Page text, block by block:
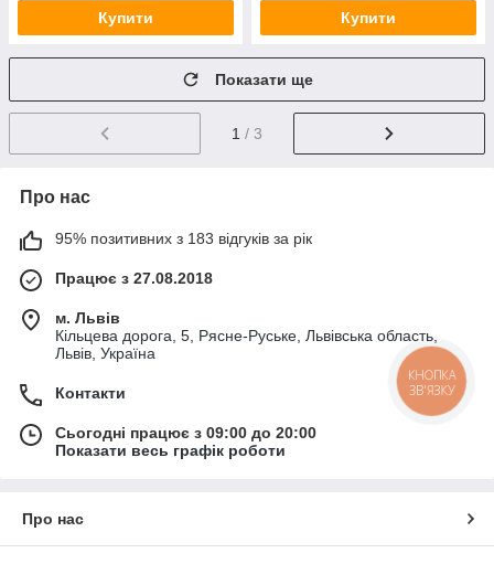
Купити Купити
Показати ще
1 / 3
Про нас
95% позитивних з 183 відгуків за рік
Працює з 27.08.2018
м. Львів
Кільцева дорога, 5, Рясне-Руське, Львівська область,
Львів, Україна
Контакти
Сьогодні працює з 09:00 до 20:00
Показати весь графік роботи
Про нас
КНОПКА
ЗВ'ЯЗКУ